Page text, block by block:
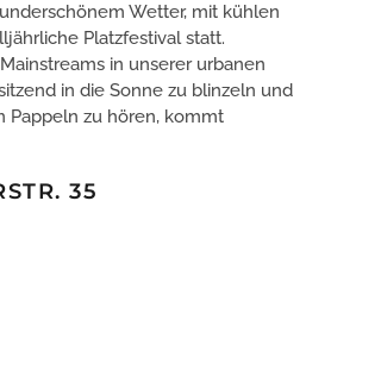
Wetter, mit kühlen
Platzfestival statt.
in unserer urbanen
in die Sonne zu blinzeln und
Pappeln zu hören, kommt
35